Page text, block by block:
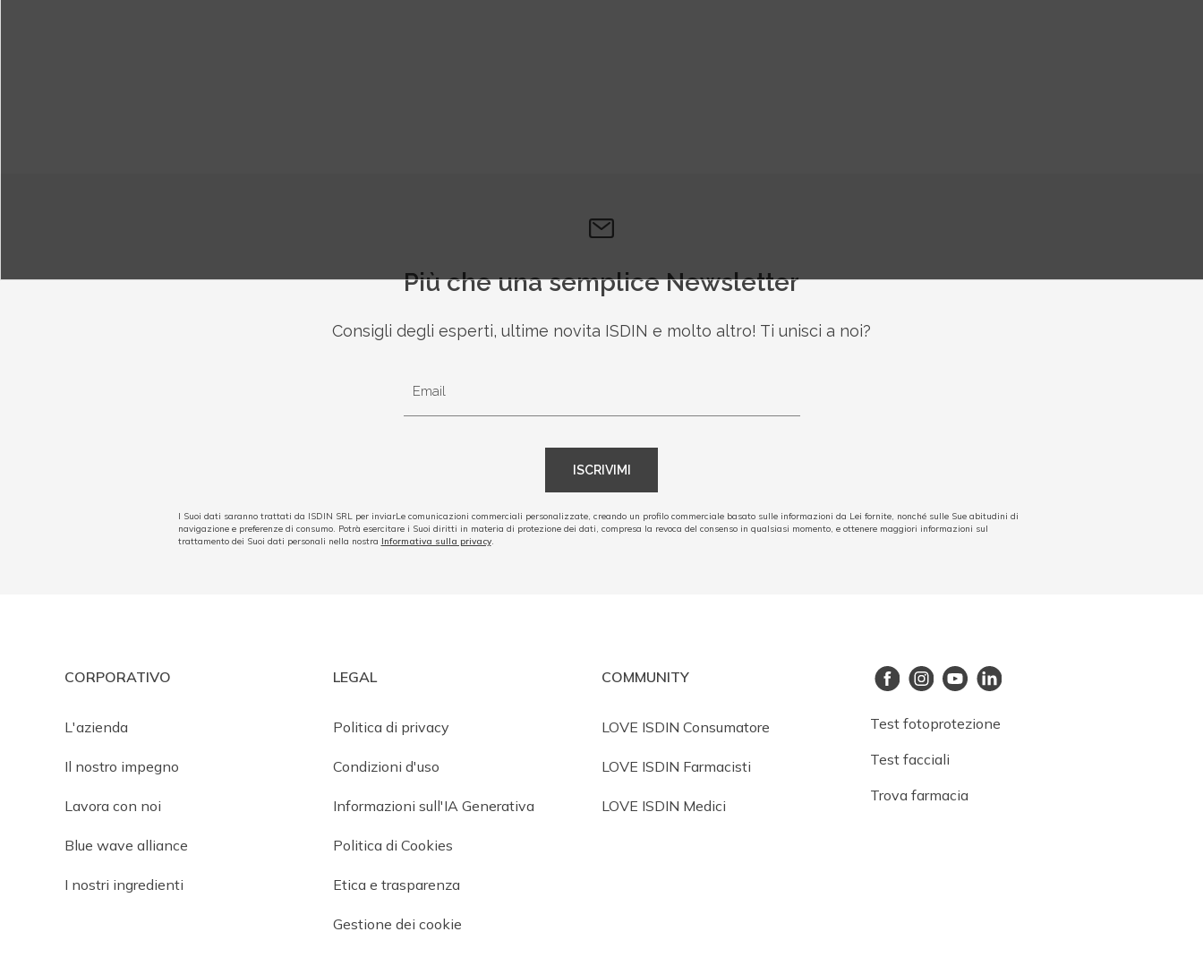
Più che una semplice Newsletter
Consigli degli esperti, ultime novita ISDIN e molto altro! Ti unisci a noi?
Email
ISCRIVIMI
I Suoi dati saranno trattati da ISDIN SRL per inviarLe comunicazioni commerciali personalizzate, creando un profilo commerciale basato sulle informazioni da Lei fornite, nonché sulle Sue abitudini di
navigazione e preferenze di consumo. Potrà esercitare i Suoi diritti in materia di protezione dei dati, compresa la revoca del consenso in qualsiasi momento, e ottenere maggiori informazioni sul
trattamento dei Suoi dati personali nella nostra Informativa sulla privacy.
CORPORATIVO
L'azienda
Il nostro impegno
Lavora con noi
Blue wave alliance
I nostri ingredienti
LEGAL
Politica di privacy
Condizioni d'uso
Informazioni sull'IA Generativa
Politica di Cookies
Etica e trasparenza
Gestione dei cookie
COMMUNITY
LOVE ISDIN Consumatore
LOVE ISDIN Farmacisti
LOVE ISDIN Medici
Test fotoprotezione
Test facciali
Trova farmacia